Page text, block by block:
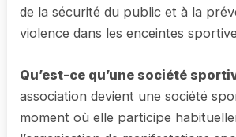
de la sécurité du public et à la
violence dans les enceintes
Qu’est-ce qu’une société
association devient une société
moment où elle participe